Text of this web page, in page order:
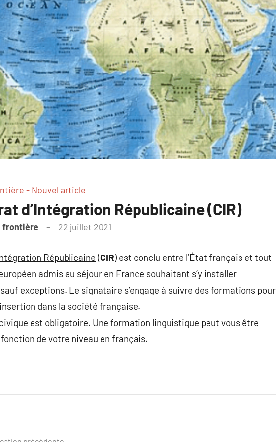
- Nouvel article
d’Intégration Républicaine (CIR)
frontière 22 juillet 2021
Républicaine (CIR) est conclu entre l’État français et tout
admis au séjour en France souhaitant s’y installer
exceptions. Le signataire s’engage à suivre des formations pour
dans la société française.
est obligatoire. Une formation linguistique peut vous être
de votre niveau en français.